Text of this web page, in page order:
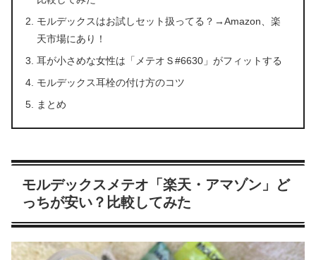
モルデックスはお試しセット扱ってる？→Amazon、楽
天市場にあり！
耳が小さめな女性は「メテオＳ#6630」がフィットする
モルデックス耳栓の付け方のコツ
まとめ
モルデックスメテオ「楽天・アマゾン」ど
っちが安い？比較してみた